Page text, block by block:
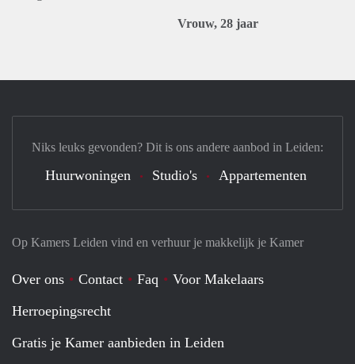
Vrouw, 28 jaar
Op Kamers Leiden vind en verhuur je makkelijk je Kamer
Over ons Contact Faq
Voor Makelaars
Herroepingsrecht
Gratis je Kamer aanbieden in Leiden
Niks leuks gevonden? Dit is ons andere aanbod in Leiden:
Huurwoningen Studio's Appartementen